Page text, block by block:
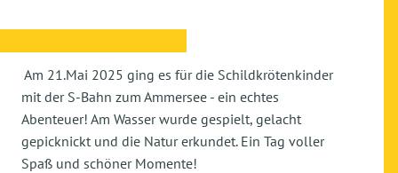
Am 21.Mai 2025 ging es für die Schildkrötenkinder
mit der S-Bahn zum Ammersee - ein echtes
Abenteuer! Am Wasser wurde gespielt, gelacht
gepicknickt und die Natur erkundet. Ein Tag voller
Spaß und schöner Momente!